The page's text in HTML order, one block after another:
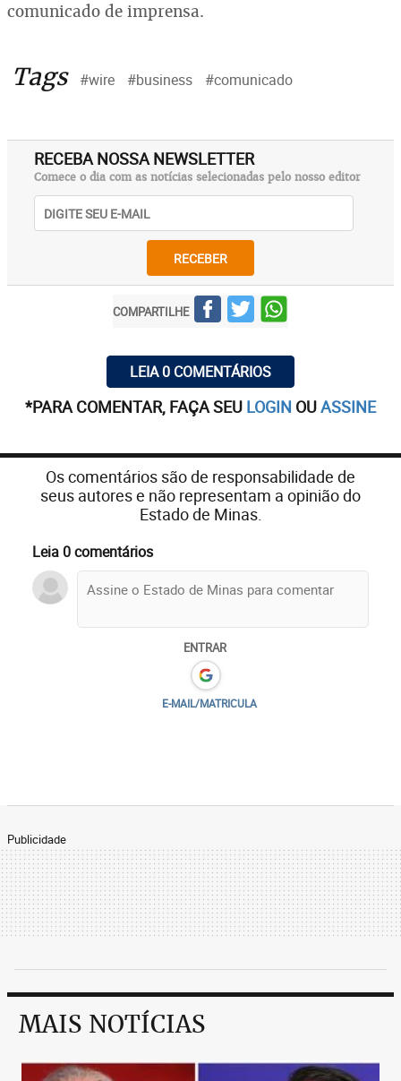
comunicado de imprensa.
Tags #wire #business #comunicado
RECEBA NOSSA NEWSLETTER
Comece o dia com as notícias selecionadas pelo nosso editor
RECEBER
COMPARTILHE
LEIA 0 COMENTÁRIOS
*PARA COMENTAR, FAÇA SEU LOGIN OUASSINE
Os comentários são de responsabilidade de
seus autores e não representam a opinião do
Estado de Minas.
Leia 0 comentários
ENTRAR
E-MAIL/MATRICULA
Publicidade
MAIS NOTÍCIAS